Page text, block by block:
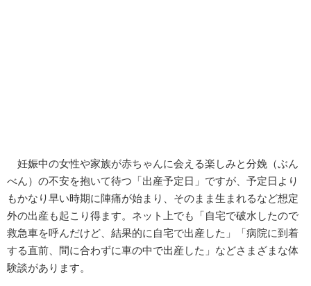
妊娠中の女性や家族が赤ちゃんに会える楽しみと分娩（ぶん
べん）の不安を抱いて待つ「出産予定日」ですが、予定日より
もかなり早い時期に陣痛が始まり、そのまま生まれるなど想定
外の出産も起こり得ます。ネット上でも「自宅で破水したので
救急車を呼んだけど、結果的に自宅で出産した」「病院に到着
する直前、間に合わずに車の中で出産した」などさまざまな体
験談があります。